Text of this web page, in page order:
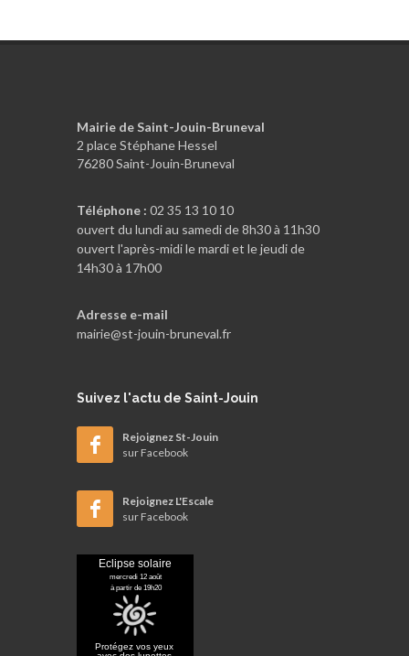
Mairie de Saint-Jouin-Bruneval
2 place Stéphane Hessel
76280 Saint-Jouin-Bruneval
Téléphone : 02 35 13 10 10
ouvert du lundi au samedi de 8h30 à 11h30
ouvert l'après-midi le mardi et le jeudi de
14h30 à 17h00
Adresse e-mail
mairie@st-jouin-bruneval.fr
Suivez l'actu de Saint-Jouin
Rejoignez St-Jouin
sur Facebook
Rejoignez L'Escale
sur Facebook